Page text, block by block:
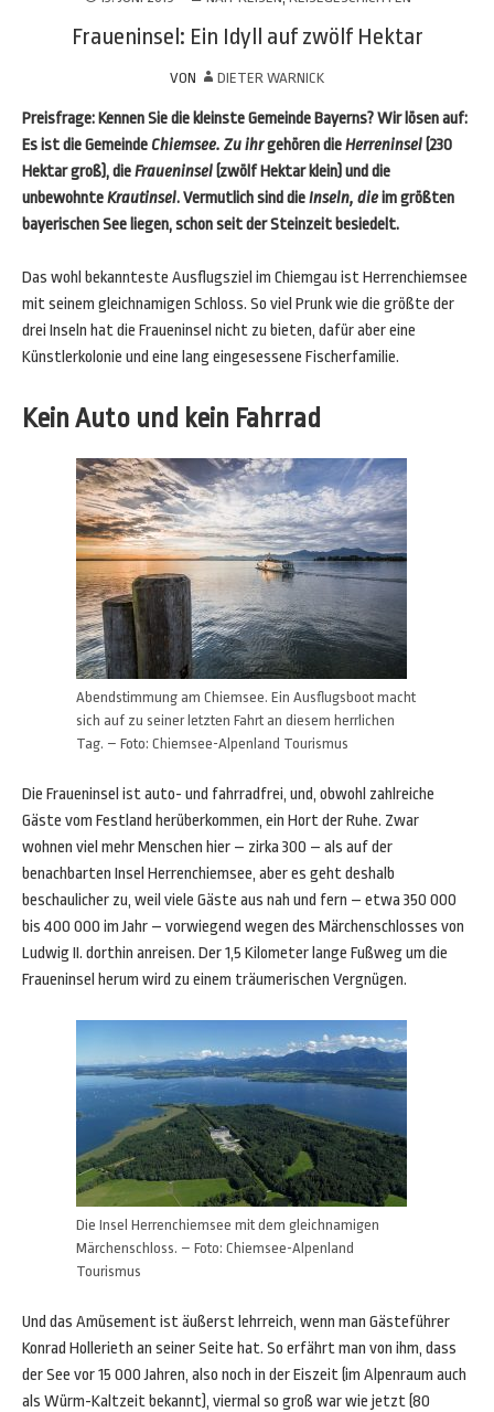
Fraueninsel: Ein Idyll auf zwölf Hektar
VON DIETER WARNICK
Preisfrage: Kennen Sie die kleinste Gemeinde Bayerns? Wir lösen auf:
Es ist die Gemeinde Chiemsee. Zu ihrgehören dieHerreninsel(230
Hektar groß), dieFraueninsel(zwölf Hektar klein) und die
unbewohnteKrautinsel. Vermutlich sind dieInseln, dieim größten
bayerischen See liegen, schon seit der Steinzeit besiedelt.
Das wohl bekannteste Ausflugsziel im Chiemgau ist Herrenchiemsee
mit seinem gleichnamigen Schloss. So viel Prunk wie die größte der
drei Inseln hat die Fraueninsel nicht zu bieten, dafür aber eine
Künstlerkolonie und eine lang eingesessene Fischerfamilie.
Kein Auto und kein Fahrrad
Abendstimmung am Chiemsee. Ein Ausflugsboot macht
sich auf zu seiner letzten Fahrt an diesem herrlichen
Tag. – Foto: Chiemsee-Alpenland Tourismus
Die Fraueninsel ist auto- und fahrradfrei, und, obwohl zahlreiche
Gäste vom Festland herüberkommen, ein Hort der Ruhe. Zwar
wohnen viel mehr Menschen hier – zirka 300 – als auf der
benachbarten Insel Herrenchiemsee, aber es geht deshalb
beschaulicher zu, weil viele Gäste aus nah und fern – etwa 350 000
bis 400 000 im Jahr – vorwiegend wegen des Märchenschlosses von
Ludwig II. dorthin anreisen. Der 1,5 Kilometer lange Fußweg um die
Fraueninsel herum wird zu einem träumerischen Vergnügen.
Die Insel Herrenchiemsee mit dem gleichnamigen
Märchenschloss. – Foto: Chiemsee-Alpenland
Tourismus
Und das Amüsement ist äußerst lehrreich, wenn man Gästeführer
Konrad Hollerieth an seiner Seite hat. So erfährt man von ihm, dass
der See vor 15 000 Jahren, also noch in der Eiszeit (im Alpenraum auch
als Würm-Kaltzeit bekannt), viermal so groß war wie jetzt (80